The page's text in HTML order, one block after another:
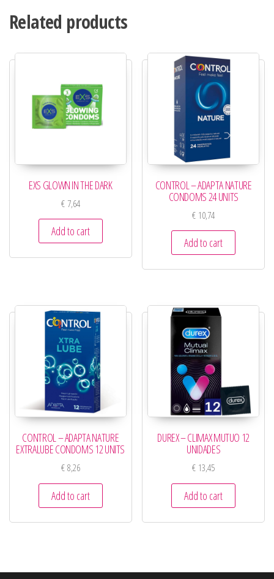
Related products
EXS GLOWN IN THE DARK
€7,64
Add to cart
CONTROL – ADAPTA NATURE
CONDOMS 24 UNITS
€ 10,74
Add to cart
CONTROL – ADAPTA NATURE
EXTRALUBE CONDOMS 12 UNITS
€8,26
Add to cart
DUREX – CLIMAX MUTUO 12
UNIDADES
€ 13,45
Add to cart